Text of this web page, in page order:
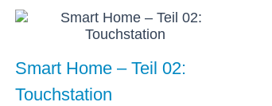
Smart Home – Teil 02:
Touchstation